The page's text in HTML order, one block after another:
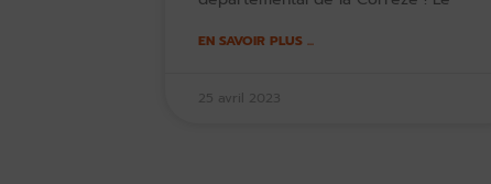
EN SAVOIR PLUS ...
25 avril 2023